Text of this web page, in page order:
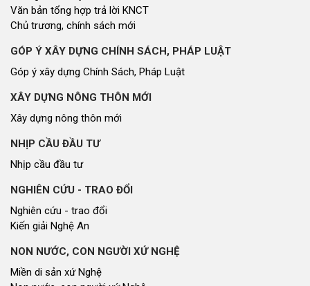
Văn bản tổng hợp trả lời KNCT
Chủ trương, chính sách mới
GÓP Ý XÂY DỰNG CHÍNH SÁCH, PHÁP LUẬT
Góp ý xây dựng Chính Sách, Pháp Luật
XÂY DỰNG NÔNG THÔN MỚI
Xây dựng nông thôn mới
NHỊP CẦU ĐẦU TƯ
Nhịp cầu đầu tư
NGHIÊN CỨU - TRAO ĐỔI
Nghiên cứu - trao đổi
Kiến giải Nghệ An
NON NƯỚC, CON NGƯỜI XỨ NGHỆ
Miền di sản xứ Nghệ